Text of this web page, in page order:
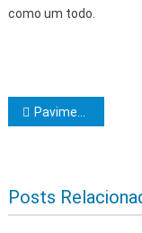
como um todo.
Pavimentação de estrada, equipamentos e novas obras beneficiam população de Rafael Jambeiro
Posts